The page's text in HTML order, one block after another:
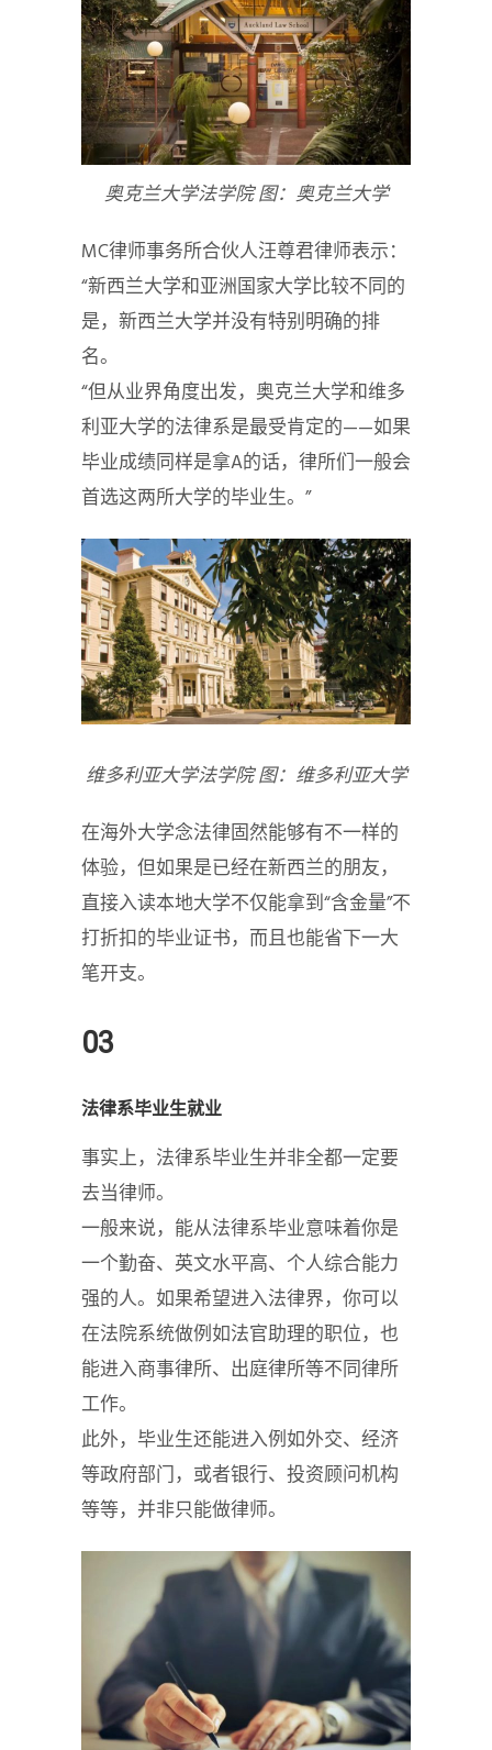
奥克兰大学法学院 图：奥克兰大学
MC律师事务所合伙人汪尊君律师表示：
“新西兰大学和亚洲国家大学比较不同的
是，新西兰大学并没有特别明确的排
名。
“但从业界角度出发，奥克兰大学和维多
利亚大学的法律系是最受肯定的——如果
毕业成绩同样是拿A的话，律所们一般会
首选这两所大学的毕业生。”
维多利亚大学法学院 图：维多利亚大学
在海外大学念法律固然能够有不一样的
体验，但如果是已经在新西兰的朋友，
直接入读本地大学不仅能拿到“含金量”不
打折扣的毕业证书，而且也能省下一大
笔开支。
03
法律系毕业生就业
事实上，法律系毕业生并非全都一定要
去当律师。
一般来说，能从法律系毕业意味着你是
一个勤奋、英文水平高、个人综合能力
强的人。如果希望进入法律界，你可以
在法院系统做例如法官助理的职位，也
能进入商事律所、出庭律所等不同律所
工作。
此外，毕业生还能进入例如外交、经济
等政府部门，或者银行、投资顾问机构
等等，并非只能做律师。